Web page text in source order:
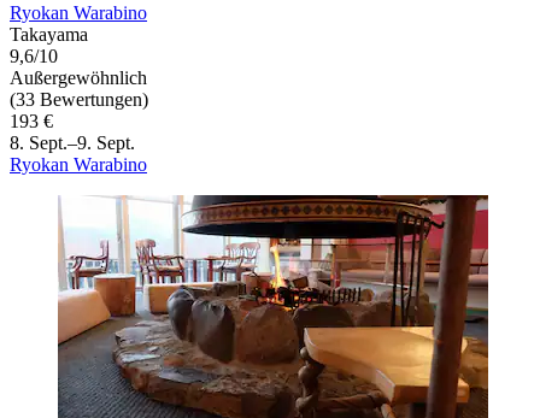
Ryokan Warabino
Takayama
9,6/10
Außergewöhnlich
(33 Bewertungen)
193 €
8. Sept.–9. Sept.
Ryokan Warabino